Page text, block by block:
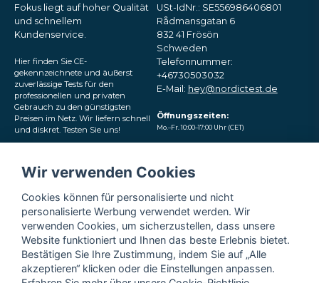
Fokus liegt auf hoher Qualität
und schnellem
Kundenservice.
Hier finden Sie CE-
gekennzeichnete und äußerst
zuverlässige Tests für den
professionellen und privaten
Gebrauch zu den günstigsten
Preisen im Netz. Wir liefern schnell
und diskret. Testen Sie uns!
sozialen Medien
USt-IdNr.: SE556986406801
Rådmansgatan 6
832 41 Frösön
Schweden
Telefonnummer:
+46730503032
E-Mail: hey@nordictest.de
Öffnungszeiten:
Mo.–Fr. 10:00–17:00 Uhr (CET)
Wir verwenden Cookies
Cookies können für personalisierte und nicht
personalisierte Werbung verwendet werden. Wir
verwenden Cookies, um sicherzustellen, dass unsere
Website funktioniert und Ihnen das beste Erlebnis bietet.
Bestätigen Sie Ihre Zustimmung, indem Sie auf „Alle
akzeptieren“ klicken oder die Einstellungen anpassen.